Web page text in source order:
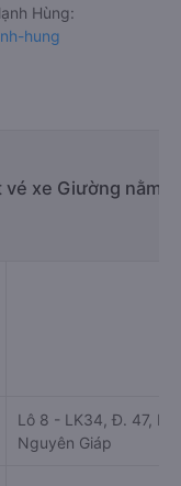
Hùng:
hung
xe Giường nằm
Lô 8 - LK34, Đ. 47,
Nguyên Giáp